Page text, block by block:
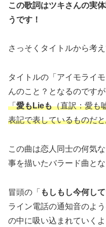
この歌詞はツキさんの実
うです！
さっそくタイトルから考え
タイトルの「アイモライ
んのこと？となるのですが
「愛もLieも（直訳：愛も
表記で表しているものだ
この曲は恋人同士の何気
事を描いたバラード曲とな
冒頭の「 もしもし今何し
ライン電話の通知音のよ
の中に吸い込まれていく